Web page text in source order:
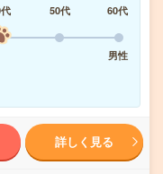
50代
60代
男性
詳しく見る